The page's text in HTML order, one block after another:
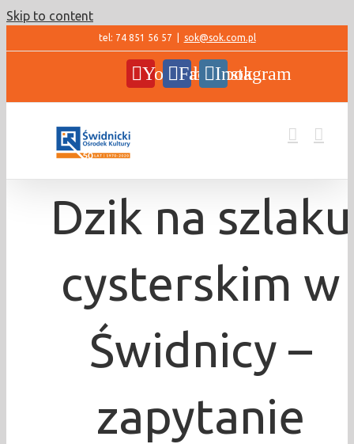
Skip to content
tel: 74 851 56 57 sok@sok.com.pl
YouTubeFacebookInstagram
Dzik na szlaku
cysterskim w
Świdnicy –
zapytanie